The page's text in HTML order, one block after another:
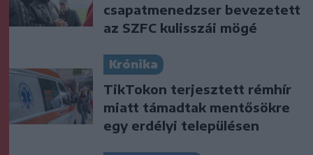
csapatmenedzser bevezetett
az SZFC kulisszái mögé
Krónika
TikTokon terjesztett rémhír
miatt támadtak mentősökre
egy erdélyi településen